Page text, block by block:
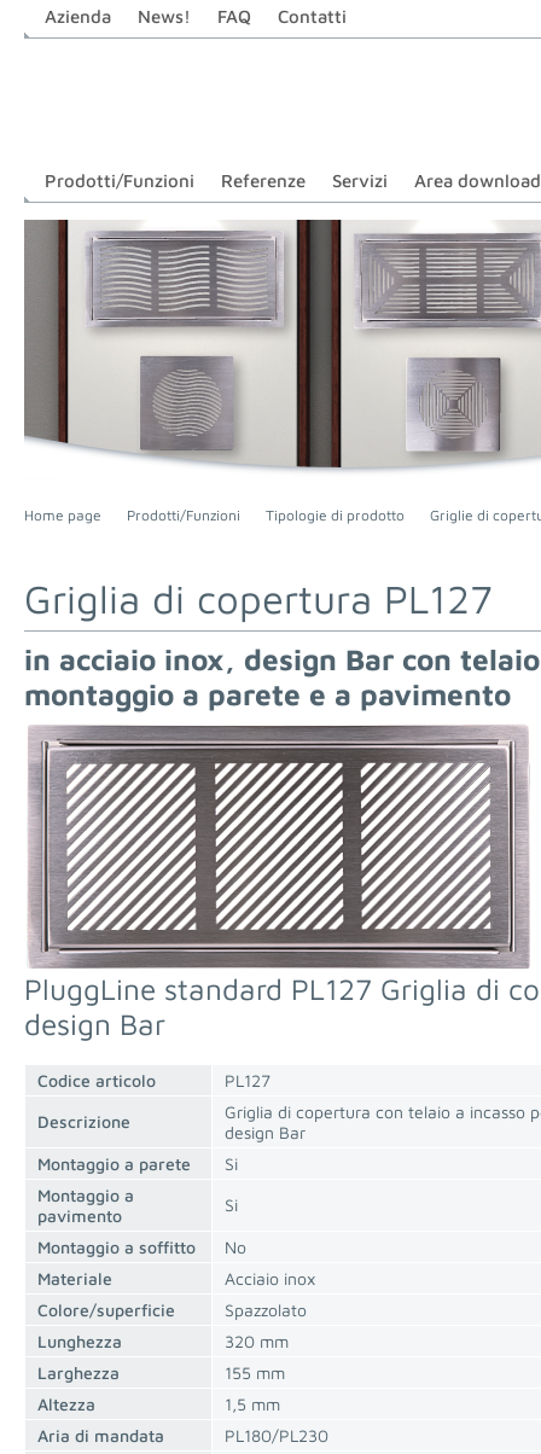
Azienda News! FAQ Contatti
Prodotti/Funzioni Referenze Servizi Area download
Home page Prodotti/Funzioni Tipologie di prodotto Griglie di
Griglia di copertura PL127
in acciaio inox, design Bar con
montaggio a parete e a pavimento
PluggLine standard PL127 Griglia di
design Bar
Codice articolo
PL127
Descrizione
Griglia di copertura con telaio a incasso
design Bar
Montaggio a parete
Si
Montaggio a
pavimento
Si
Montaggio a soffitto
No
Materiale
Acciaio inox
Colore/superficie
Spazzolato
Lunghezza
320 mm
Larghezza
155 mm
Altezza
1,5 mm
Aria di mandata
PL180/PL230